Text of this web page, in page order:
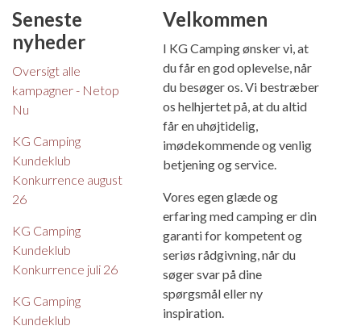
Seneste
nyheder
Oversigt alle
kampagner - Netop
Nu
KG Camping
Kundeklub
Konkurrence august
26
KG Camping
Kundeklub
Konkurrence juli 26
KG Camping
Kundeklub
Velkommen
I KG Camping ønsker vi, at
du får en god oplevelse, når
du besøger os. Vi bestræber
os helhjertet på, at du altid
får en uhøjtidelig,
imødekommende og venlig
betjening og service.
Vores egen glæde og
erfaring med camping er din
garanti for kompetent og
seriøs rådgivning, når du
søger svar på dine
spørgsmål eller ny
inspiration.